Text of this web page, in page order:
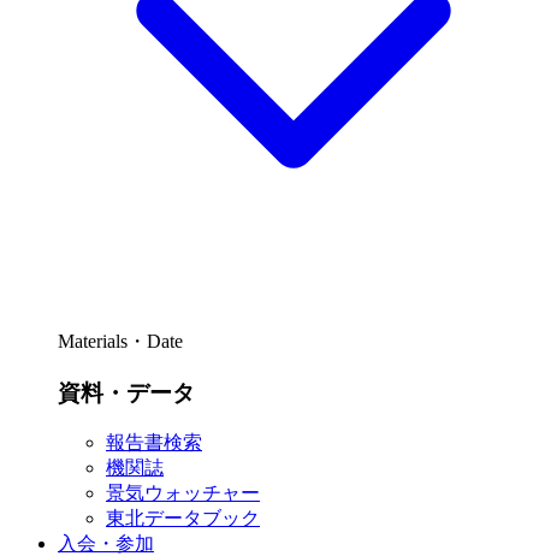
Materials・Date
資料・データ
報告書検索
機関誌
景気ウォッチャー
東北データブック
入会・参加